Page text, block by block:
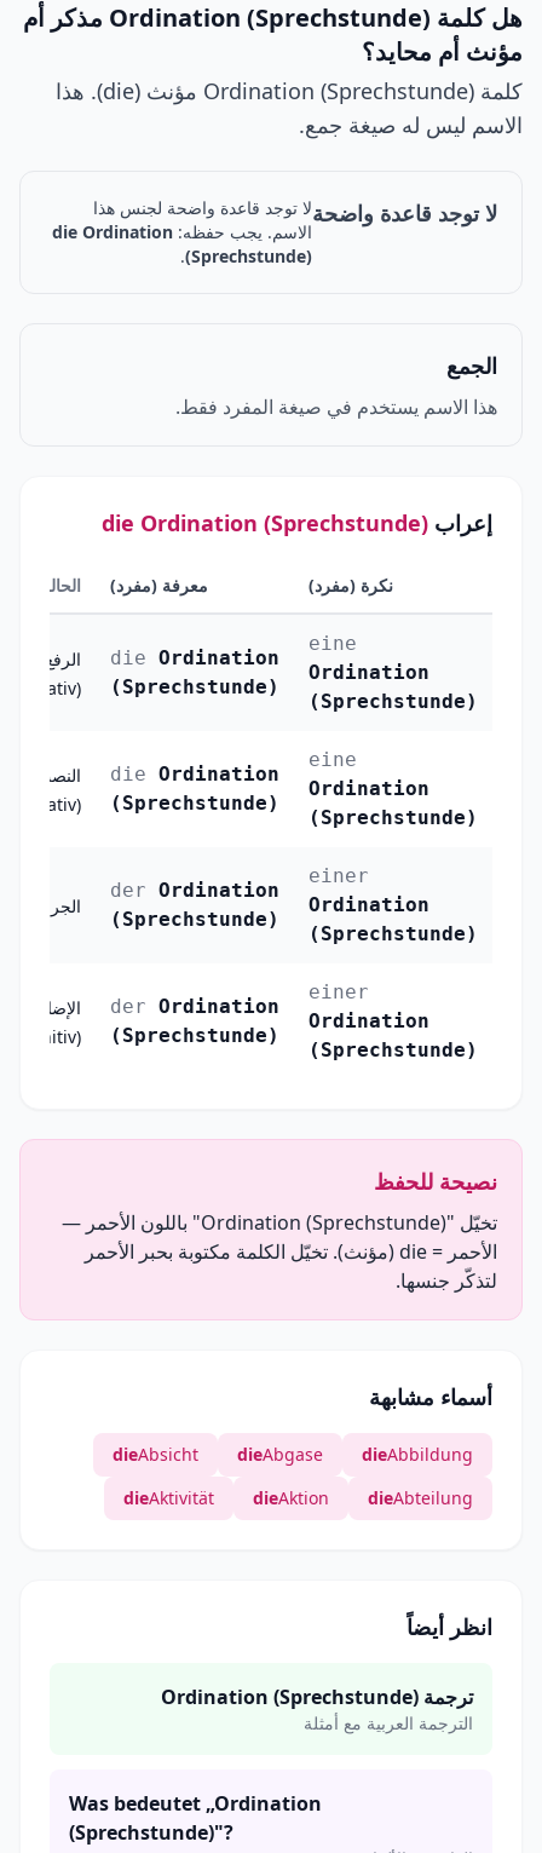
هل كلمة Ordination (Sprechstunde) مذكر أم
مؤنث أم محايد؟
كلمة Ordination (Sprechstunde) مؤنث (die). هذا
الاسم ليس له صيغة جمع.
لا توجد قاعدة واضحةلا توجد قاعدة واضحة لجنس هذا
الاسم. يجب حفظه: die Ordination
(Sprechstunde)
.
الجمع
هذا الاسم يستخدم في صيغة المفرد فقط.
إعراب die Ordination (Sprechstunde)
الحالة معرفة (مفرد) نكرة (مفرد)
الرفع
(Nominativ)
die Ordination
(Sprechstunde)
eine
Ordination
(Sprechstunde)
النصب
(Akkusativ)
die Ordination
(Sprechstunde)
eine
Ordination
(Sprechstunde)
الجر (Dativ)
der Ordination
(Sprechstunde)
einer
Ordination
(Sprechstunde)
الإضافة
(Genitiv)
der Ordination
(Sprechstunde)
einer
Ordination
(Sprechstunde)
نصيحة للحفظ
تخيّل "Ordination (Sprechstunde)" باللون الأحمر —
الأحمر = die (مؤنث). تخيّل الكلمة مكتوبة بحبر الأحمر
لتذكّر جنسها.
أسماء مشابهة
dieAbbildung
dieAbgase
dieAbsicht
dieAbteilung
dieAktion
dieAktivität
انظر أيضاً
ترجمة Ordination (Sprechstunde)
الترجمة العربية مع أمثلة
Was bedeutet „Ordination
(Sprechstunde)"?